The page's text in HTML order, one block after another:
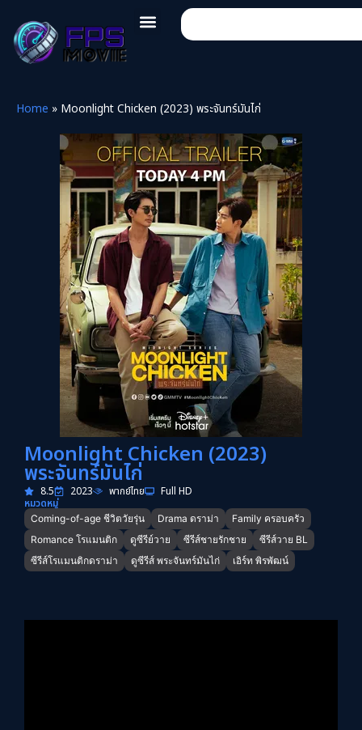
Home » Moonlight Chicken (2023) พระจันทร์มันไก่
Moonlight Chicken (2023)
พระจันทร์มันไก่
8.5 2023 พากย์ไทย
Full HD
หมวดหมู่
Coming-of-age ชีวิตวัยรุ่น Drama ดราม่า
Family ครอบครัว
Romance โรแมนติก
ดูซีรีย์วาย ซีรีส์ชายรักชาย
ซีรีส์วาย BL
ซีรีส์โรแมนติกดราม่า
ดูซีรีส์ พระจันทร์มันไก่ เอิร์ท พิรพัฒน์